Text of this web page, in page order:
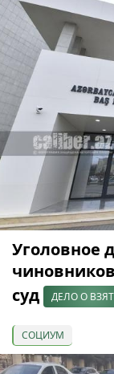
Уголовное
суд
ДЕЛО О
СОЦИУМ